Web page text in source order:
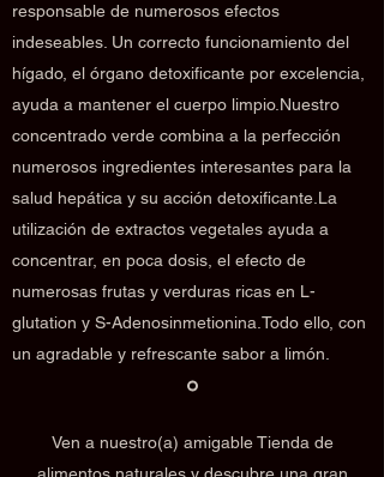
Ven a nuestro(a) amigable Tienda de
responsable de numerosos efectos
indeseables. Un correcto funcionamiento del
hígado, el órgano detoxificante por excelencia,
ayuda a mantener el cuerpo limpio.Nuestro
concentrado verde combina a la perfección
numerosos ingredientes interesantes para la
salud hepática y su acción detoxificante.La
utilización de extractos vegetales ayuda a
concentrar, en poca dosis, el efecto de
numerosas frutas y verduras ricas en L-
glutation y S-Adenosinmetionina.Todo ello, con
un agradable y refrescante sabor a limón.